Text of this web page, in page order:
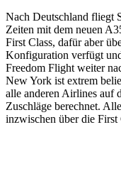
Nach Deutschland fliegt
Zeiten mit dem neuen
First Class, dafür aber
Konfiguration verfügt
Freedom Flight weiter
New York ist extrem
alle anderen Airlines auf
Zuschläge berechnet.
inzwischen über die First